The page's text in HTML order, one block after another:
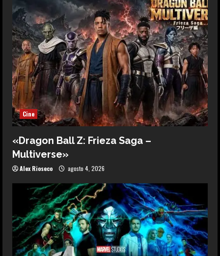
Cine
«Dragon Ball Z: Frieza Saga –
Multiverse»
Alex Rioseco agosto 4, 2026